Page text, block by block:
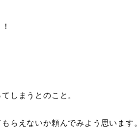
しまうとのこと。
らえないか頼んでみよう思います。